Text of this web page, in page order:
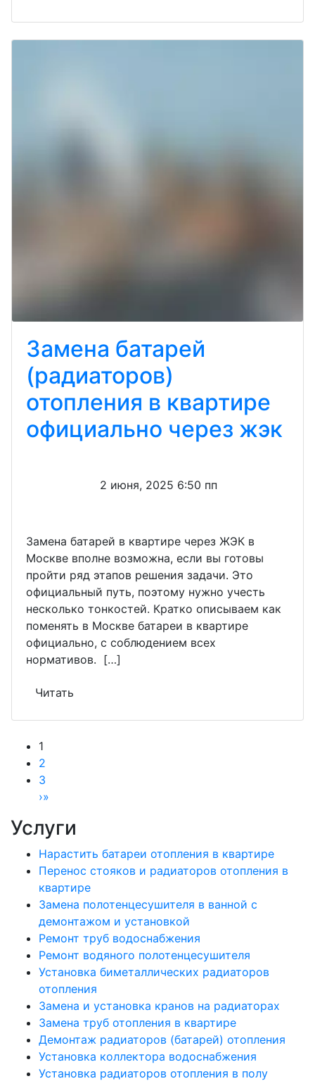
Замена батарей
(радиаторов)
отопления в квартире
официально через жэк
2 июня, 2025 6:50 пп
Замена батарей в квартире через ЖЭК в
Москве вполне возможна, если вы готовы
пройти ряд этапов решения задачи. Это
официальный путь, поэтому нужно учесть
несколько тонкостей. Кратко описываем как
поменять в Москве батареи в квартире
официально, с соблюдением всех
нормативов. […]
Читать
1
2
3
›»
Услуги
Нарастить батареи отопления в квартире
Перенос стояков и радиаторов отопления в
квартире
Замена полотенцесушителя в ванной с
демонтажом и установкой
Ремонт труб водоснабжения
Ремонт водяного полотенцесушителя
Установка биметаллических радиаторов
отопления
Замена и установка кранов на радиаторах
Замена труб отопления в квартире
Демонтаж радиаторов (батарей) отопления
Установка коллектора водоснабжения
Установка радиаторов отопления в полу